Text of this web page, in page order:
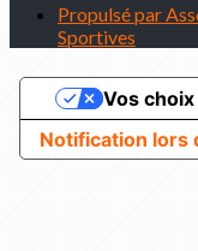
Propulsé par
Sportives
Notification lors
Vos